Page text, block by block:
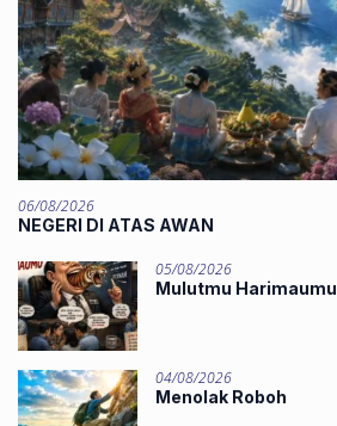
06/08/2026
NEGERI DI ATAS AWAN
05/08/2026
Mulutmu Harimaumu
04/08/2026
Menolak Roboh